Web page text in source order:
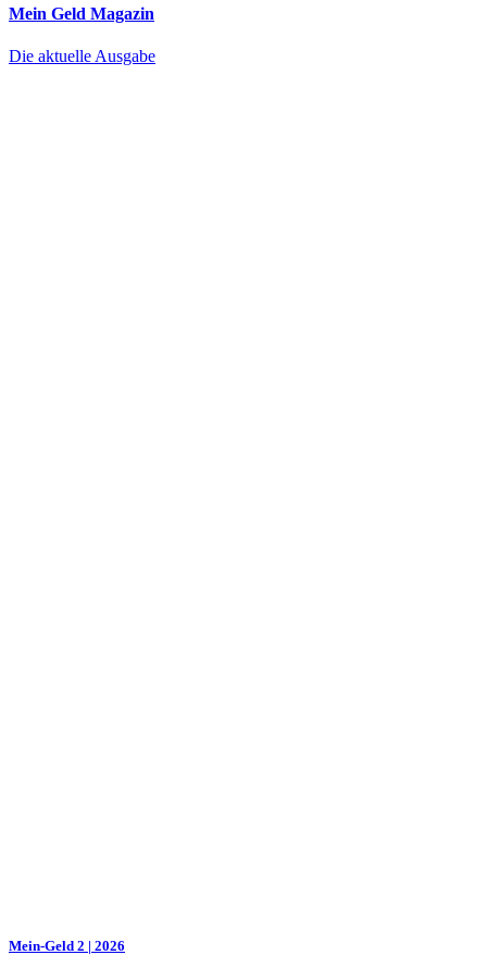
Mein Geld Magazin
Die aktuelle Ausgabe
Mein-Geld 2 | 2026